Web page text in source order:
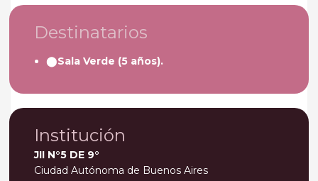
Destinatarios
Sala Verde (5 años).
Institución
JII N°5 DE 9°
Ciudad Autónoma de Buenos Aires